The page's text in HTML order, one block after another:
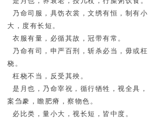
乃命司服，具饬衣裳，文绣有恒，制有小
大，度有长短。
衣服有量，必循其故，冠带有常。
乃命有司，申严百刑，斩杀必当，毋或枉
桡。
枉桡不当，反受其殃。
是月也，乃命宰祝，循行牺牲，视全具，
案刍豢，瞻肥瘠，察物色。
必比类，量小大，视长短，皆中度。